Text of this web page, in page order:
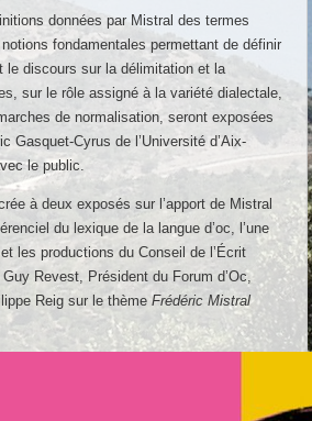
données par Mistral des termes
fondamentales permettant de définir
le discours sur la délimitation et la
sur le rôle assigné à la variété dialectale,
de normalisation, seront exposées
Gasquet-Cyrus de l’Université d’Aix-
le public.
à deux exposés sur l’apport de Mistral
du lexique de la langue d’oc, l’une
les productions du Conseil de l’Écrit
Revest, Président du Forum d’Oc,
Reig sur le thèmeFrédéric Mistral